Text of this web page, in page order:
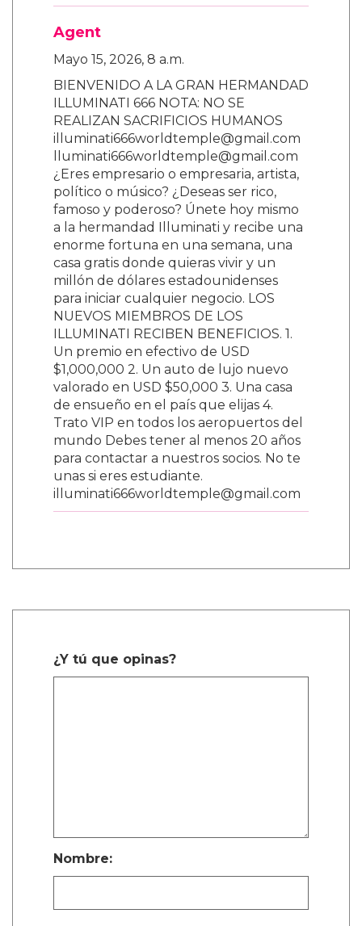
Agent
Mayo 15, 2026, 8 a.m.
BIENVENIDO A LA GRAN HERMANDAD
ILLUMINATI 666 NOTA: NO SE
REALIZAN SACRIFICIOS HUMANOS
illuminati666worldtemple@gmail.com
lluminati666worldtemple@gmail.com
¿Eres empresario o empresaria, artista,
político o músico? ¿Deseas ser rico,
famoso y poderoso? Únete hoy mismo
a la hermandad Illuminati y recibe una
enorme fortuna en una semana, una
casa gratis donde quieras vivir y un
millón de dólares estadounidenses
para iniciar cualquier negocio. LOS
NUEVOS MIEMBROS DE LOS
ILLUMINATI RECIBEN BENEFICIOS. 1.
Un premio en efectivo de USD
$1,000,000 2. Un auto de lujo nuevo
valorado en USD $50,000 3. Una casa
de ensueño en el país que elijas 4.
Trato VIP en todos los aeropuertos del
mundo Debes tener al menos 20 años
para contactar a nuestros socios. No te
unas si eres estudiante.
illuminati666worldtemple@gmail.com
¿Y tú que opinas?
Nombre: